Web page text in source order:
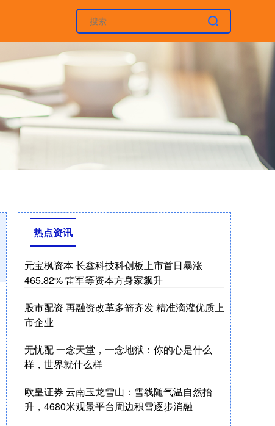
热点资讯
元宝枫资本 长鑫科技科创板上市首日暴涨
465.82% 雷军等资本方身家飙升
股市配资 再融资改革多箭齐发 精准滴灌优质上
市企业
无忧配 一念天堂，一念地狱：你的心是什么
样，世界就什么样
欧皇证券 云南玉龙雪山：雪线随气温自然抬
升，4680米观景平台周边积雪逐步消融